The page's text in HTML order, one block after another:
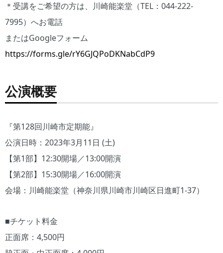
＊受講をご希望の方は、川崎能楽堂（TEL：044-222-
7995）へお電話
またはGoogleフォーム
https://forms.gle/rY6GJQPoDKNabCdP9
公演概要
『第128回川崎市定期能』
公演日時：2023年3月11日 (土)
【第1部】12:30開場／13:00開演
【第2部】15:30開場／16:00開演
会場：川崎能楽堂（神奈川県川崎市川崎区日進町1-37）
■チケット料金
正面席：4,500円